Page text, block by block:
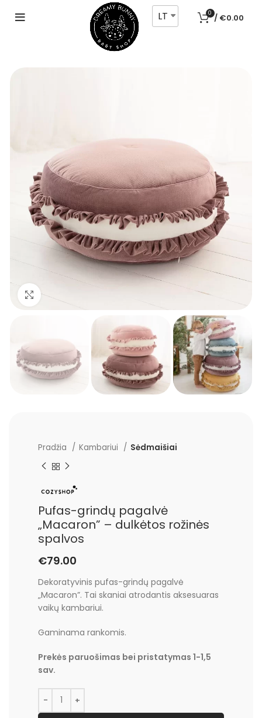
LT 0 / €0.00
Padidinti
Pradžia Kambariui Sėdmaišiai
Pufas-grindų pagalvė
„Macaron” – dulkėtos rožinės
spalvos
€79.00
Dekoratyvinis pufas-grindų pagalvė
„Macaron”. Tai skaniai atrodantis aksesuaras
vaikų kambariui.
Gaminama rankomis.
Prekės paruošimas bei pristatymas 1-1,5
sav.